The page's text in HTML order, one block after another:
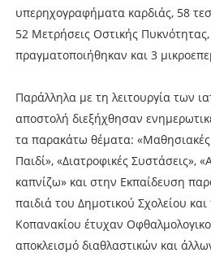
υπερηχογραφήματα καρδιάς, 58
52 Μετρήσεις Οστικής
πραγματοποιήθηκαν και 3
Παράλληλα με τη λειτουργία των
αποστολή διεξήχθησαν
τα παρακάτω θέματα: «Μαθησιακές
Παιδί», «Διατροφικές Συστάσεις»,
καπνίζω» και στην Εκπαίδευση
παιδιά του Δημοτικού Σχολείου
Κοπανακίου έτυχαν
αποκλεισμό διαθλαστικών και